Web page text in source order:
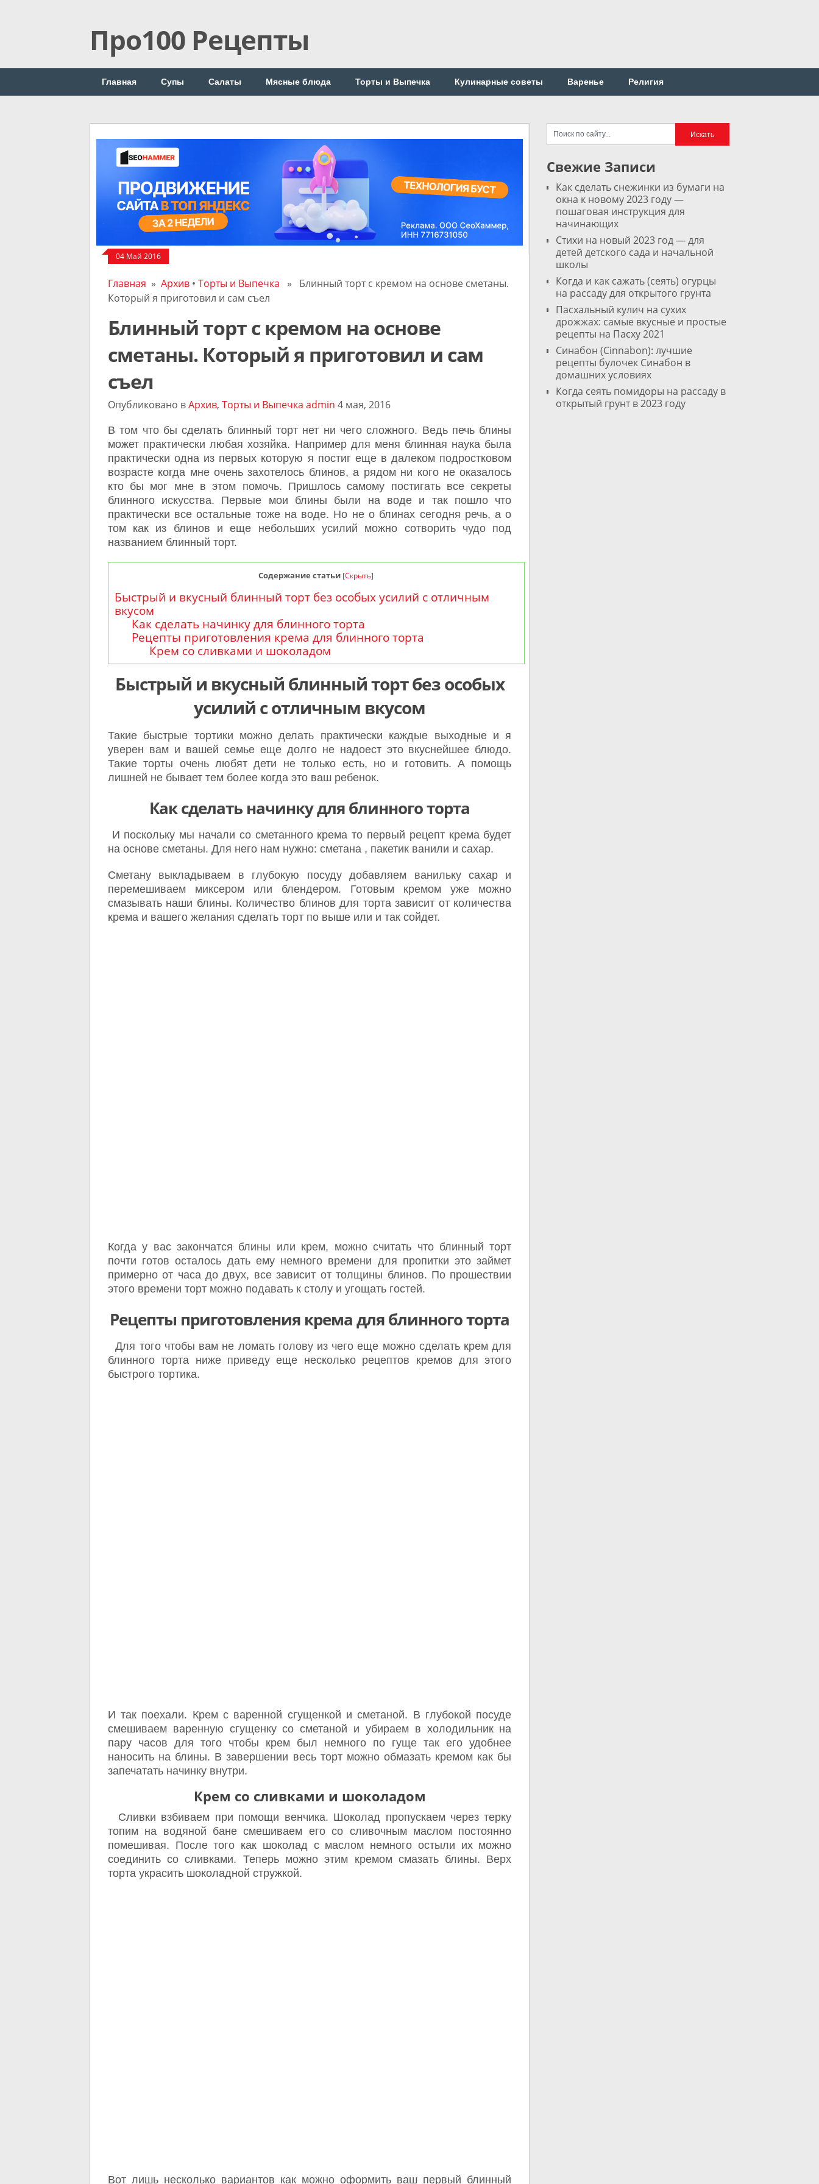
Про100 Рецепты
Главная Супы Салаты Мясные блюда Торты и Выпечка Кулинарные советы Варенье Религия
04 Май 2016
Главная » Архив• Торты и Выпечка » Блинный торт с кремом на основе сметаны.
Который я приготовил и сам съел
Блинный торт с кремом на основе
сметаны. Который я приготовил и сам
съел
Опубликовано вАрхив, Торты и Выпечка admin 4 мая, 2016
В том что бы сделать блинный торт нет ни чего сложного. Ведь печь блины
может практически любая хозяйка. Например для меня блинная наука была
практически одна из первых которую я постиг еще в далеком подростковом
возрасте когда мне очень захотелось блинов, а рядом ни кого не оказалось
кто бы мог мне в этом помочь. Пришлось самому постигать все секреты
блинного искусства. Первые мои блины были на воде и так пошло что
практически все остальные тоже на воде. Но не о блинах сегодня речь, а о
том как из блинов и еще небольших усилий можно сотворить чудо под
названием блинный торт.
Содержание статьи [Скрыть]
Быстрый и вкусный блинный торт без особых усилий с отличным
вкусом
Как сделать начинку для блинного торта
Рецепты приготовления крема для блинного торта
Крем со сливками и шоколадом
Быстрый и вкусный блинный торт без особых
усилий с отличным вкусом
Такие быстрые тортики можно делать практически каждые выходные и я
уверен вам и вашей семье еще долго не надоест это вкуснейшее блюдо.
Такие торты очень любят дети не только есть, но и готовить. А помощь
лишней не бывает тем более когда это ваш ребенок.
Как сделать начинку для блинного торта
И поскольку мы начали со сметанного крема то первый рецепт крема будет
на основе сметаны. Для него нам нужно: сметана , пакетик ванили и сахар.
Сметану выкладываем в глубокую посуду добавляем ванильку сахар и
перемешиваем миксером или блендером. Готовым кремом уже можно
смазывать наши блины. Количество блинов для торта зависит от количества
крема и вашего желания сделать торт по выше или и так сойдет.
Когда у вас закончатся блины или крем, можно считать что блинный торт
почти готов осталось дать ему немного времени для пропитки это займет
примерно от часа до двух, все зависит от толщины блинов. По прошествии
этого времени торт можно подавать к столу и угощать гостей.
Рецепты приготовления крема для блинного торта
Для того чтобы вам не ломать голову из чего еще можно сделать крем для
блинного торта ниже приведу еще несколько рецептов кремов для этого
быстрого тортика.
И так поехали. Крем с варенной сгущенкой и сметаной. В глубокой посуде
смешиваем варенную сгущенку со сметаной и убираем в холодильник на
пару часов для того чтобы крем был немного по гуще так его удобнее
наносить на блины. В завершении весь торт можно обмазать кремом как бы
запечатать начинку внутри.
Крем со сливками и шоколадом
Сливки взбиваем при помощи венчика. Шоколад пропускаем через терку
топим на водяной бане смешиваем его со сливочным маслом постоянно
помешивая. После того как шоколад с маслом немного остыли их можно
соединить со сливками. Теперь можно этим кремом смазать блины. Верх
торта украсить шоколадной стружкой.
Вот лишь несколько вариантов как можно оформить ваш первый блинный
Свежие Записи
Как сделать снежинки из бумаги на
окна к новому 2023 году —
пошаговая инструкция для
начинающих
Стихи на новый 2023 год — для
детей детского сада и начальной
школы
Когда и как сажать (сеять) огурцы
на рассаду для открытого грунта
Пасхальный кулич на сухих
дрожжах: самые вкусные и простые
рецепты на Пасху 2021
Cинабон (Cinnabon): лучшие
рецепты булочек Синабон в
домашних условиях
Когда сеять помидоры на рассаду в
открытый грунт в 2023 году